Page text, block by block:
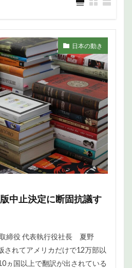
日本の動き
中止決定に断固抗議す
締役 代表執行役社長 夏野
てアメリカだけで12万部以
ヵ国以上で翻訳が出されている